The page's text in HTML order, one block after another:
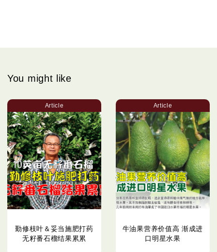
You might like
Article
勤修枝叶＆妥当施肥打药
无籽番石榴结果累累
Article
牛油果营养价值高 渐成进
口明星水果